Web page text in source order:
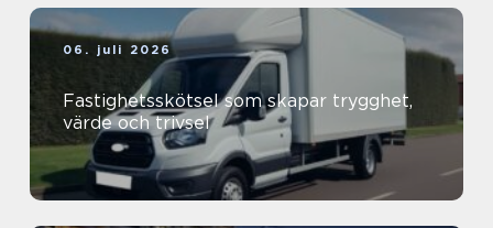
06. juli 2026
Fastighetsskötsel som skapar trygghet,
värde och trivsel